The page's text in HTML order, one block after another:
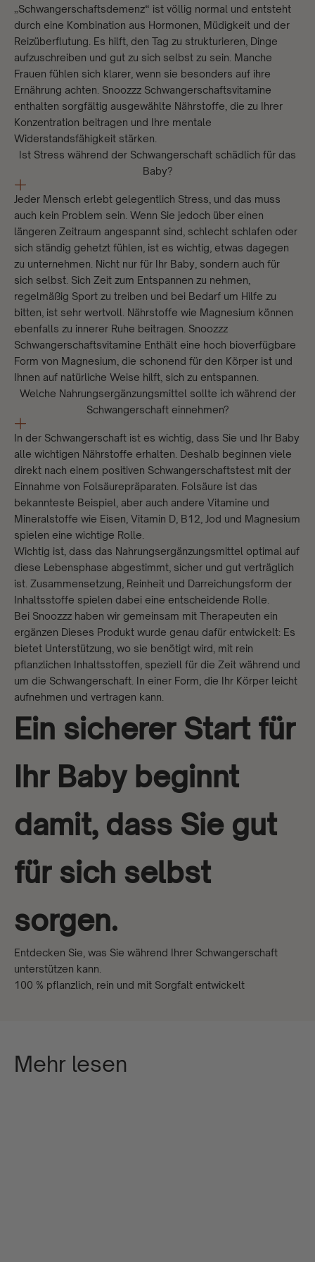
„Schwangerschaftsdemenz“ ist völlig normal und entsteht
durch eine Kombination aus Hormonen, Müdigkeit und der
Reizüberflutung. Es hilft, den Tag zu strukturieren, Dinge
aufzuschreiben und gut zu sich selbst zu sein. Manche
Frauen fühlen sich klarer, wenn sie besonders auf ihre
Ernährung achten. Snoozzz Schwangerschaftsvitamine
enthalten sorgfältig ausgewählte Nährstoffe, die zu Ihrer
Konzentration beitragen und Ihre mentale
Widerstandsfähigkeit stärken.
Ist Stress während der Schwangerschaft schädlich für das
Baby?
Jeder Mensch erlebt gelegentlich Stress, und das muss
auch kein Problem sein. Wenn Sie jedoch über einen
längeren Zeitraum angespannt sind, schlecht schlafen oder
sich ständig gehetzt fühlen, ist es wichtig, etwas dagegen
zu unternehmen. Nicht nur für Ihr Baby, sondern auch für
sich selbst. Sich Zeit zum Entspannen zu nehmen,
regelmäßig Sport zu treiben und bei Bedarf um Hilfe zu
bitten, ist sehr wertvoll. Nährstoffe wie Magnesium können
ebenfalls zu innerer Ruhe beitragen. Snoozzz
Schwangerschaftsvitamine Enthält eine hoch bioverfügbare
Form von Magnesium, die schonend für den Körper ist und
Ihnen auf natürliche Weise hilft, sich zu entspannen.
Welche Nahrungsergänzungsmittel sollte ich während der
Schwangerschaft einnehmen?
In der Schwangerschaft ist es wichtig, dass Sie und Ihr Baby
alle wichtigen Nährstoffe erhalten. Deshalb beginnen viele
direkt nach einem positiven Schwangerschaftstest mit der
Einnahme von Folsäurepräparaten. Folsäure ist das
bekannteste Beispiel, aber auch andere Vitamine und
Mineralstoffe wie Eisen, Vitamin D, B12, Jod und Magnesium
spielen eine wichtige Rolle.
Wichtig ist, dass das Nahrungsergänzungsmittel optimal auf
diese Lebensphase abgestimmt, sicher und gut verträglich
ist. Zusammensetzung, Reinheit und Darreichungsform der
Inhaltsstoffe spielen dabei eine entscheidende Rolle.
Bei Snoozzz haben wir gemeinsam mit Therapeuten ein
ergänzen Dieses Produkt wurde genau dafür entwickelt: Es
bietet Unterstützung, wo sie benötigt wird, mit rein
pflanzlichen Inhaltsstoffen, speziell für die Zeit während und
um die Schwangerschaft. In einer Form, die Ihr Körper leicht
aufnehmen und vertragen kann.
Ein sicherer Start für
Ihr Baby beginnt
damit, dass Sie gut
für sich selbst
sorgen.
Entdecken Sie, was Sie während Ihrer Schwangerschaft
unterstützen kann.
100 % pflanzlich, rein und mit Sorgfalt entwickelt
Mehr lesen